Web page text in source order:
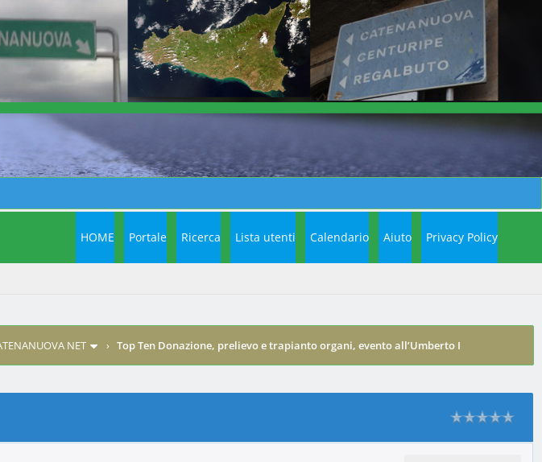
HOME Portale Ricerca Lista utenti Calendario Aiuto Privacy Policy
NET › Top Ten Donazione, prelievo e trapianto organi, evento all’Umberto I